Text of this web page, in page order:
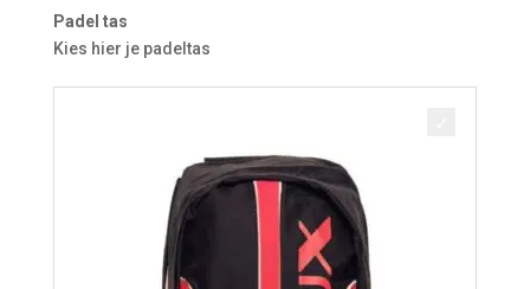
Padel tas
Kies hier je padeltas